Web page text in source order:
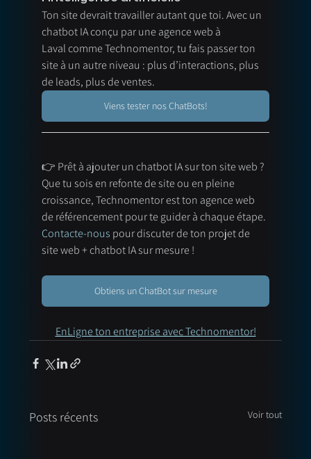
Ton site devrait travailler autant que toi. Avec un
chatbot IA conçu par une agence web à
Laval comme Technomentor, tu fais passer ton
site à un autre niveau : plus d’interactions, plus
de leads, plus de ventes.
Viens tester nos ChatBots!
👉 Prêt à ajouter un chatbot IA sur ton site web ?
Que tu sois en refonte de site ou en pleine
croissance, Technomentor est ton agence web
de référencement pour te guider à chaque étape.
Contacte-nous pour discuter de ton projet de
site web + chatbot IA sur mesure !
Obtiens un ChatBot sur mesure
EnLigne ton entreprise avec Technomentor!
Posts récents Voir tout